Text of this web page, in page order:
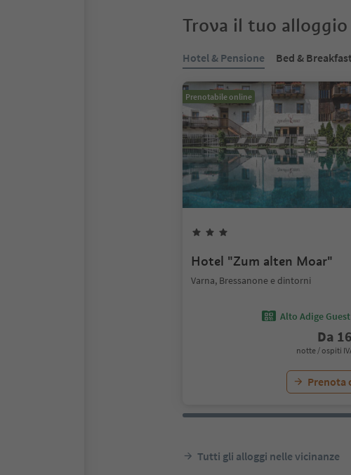
Trova il tuo alloggio
Hotel & Pensione Bed & Breakfast
Prenotabile online
Hotel "Zum alten Moar"
Varna, Bressanone e dintorni
Alto Adige Guest
Da
notte / ospiti
Prenota
Tutti gli alloggi nelle vicinanze